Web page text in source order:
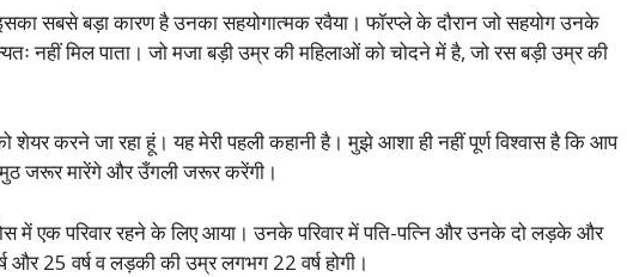
सबसे बड़ा कारण है उनका सहयोगात्मक रवैया। फॉरप्ले के दौरान जो सहयोग उनके
नहीं मिल पाता। जो मजा बड़ी उम्र की महिलाओं को चोदने में है, जो रस बड़ी उम्र की
करने जा रहा हूं। यह मेरी पहली कहानी है। मुझे आशा ही नहीं पूर्ण विश्वास है कि आप
जरूर मारेंगे और उँगली जरूर करेंगी।
में एक परिवार रहने के लिए आया। उनके परिवार में पति-पत्नि और उनके दो लड़के और
25 वर्ष व लड़की की उम्र लगभग 22 वर्ष होगी।